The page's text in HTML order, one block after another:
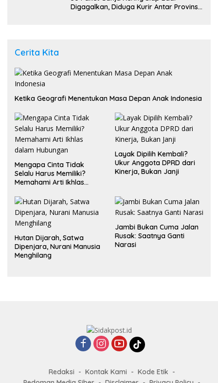
Digagalkan, Diduga Kurir Antar Provinsi
Cerita Kita
Ketika Geografi Menentukan Masa Depan Anak Indonesia
Mengapa Cinta Tidak
Selalu Harus Memiliki?
Memahami Arti Ikhlas
Layak Dipilih Kembali?
Ukur Anggota DPRD dari
Kinerja, Bukan Janji
Hutan Dijarah, Satwa
Dipenjara, Nurani Manusia
Menghilang
Jambi Bukan Cuma Jalan
Rusak: Saatnya Ganti
Narasi
Redaksi Kontak Kami
Kode Etik